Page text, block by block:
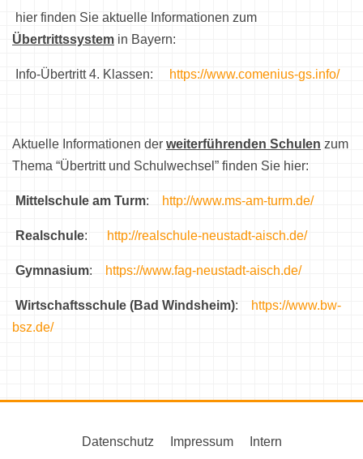
hier finden Sie aktuelle Informationen zum
Übertrittssystem in Bayern:
Info-Übertritt 4. Klassen: https://www.comenius-gs.info/
Aktuelle Informationen der weiterführenden Schulen zum
Thema “Übertritt und Schulwechsel” finden Sie hier:
Mittelschule am Turm: http://www.ms-am-turm.de/
Realschule: http://realschule-neustadt-aisch.de/
Gymnasium: https://www.fag-neustadt-aisch.de/
Wirtschaftsschule (Bad Windsheim):
https://www.bw-
bsz.de/
Datenschutz Impressum Intern